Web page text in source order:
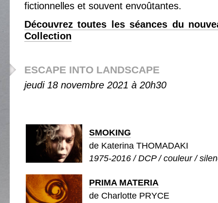
fictionnelles et souvent envoûtantes.
Découvrez toutes les séances du
Collection
ESCAPE INTO LANDSCAPE
jeudi 18 novembre 2021 à 20h30
SMOKING
de Katerina THOMADAKI
1975-2016 / DCP / couleur /
PRIMA MATERIA
de Charlotte PRYCE